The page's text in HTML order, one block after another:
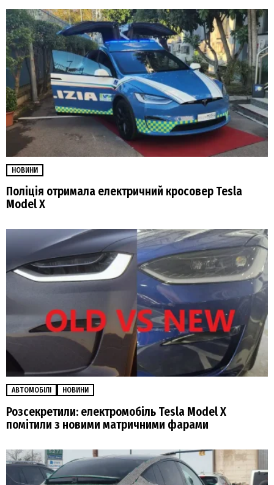
НОВИНИ
Поліція отримала електричний кросовер Tesla
Model Х
АВТОМОБІЛІ НОВИНИ
Розсекретили: електромобіль Tesla Model X
помітили з новими матричними фарами